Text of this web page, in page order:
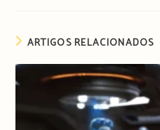
ARTIGOS RELACIONADOS